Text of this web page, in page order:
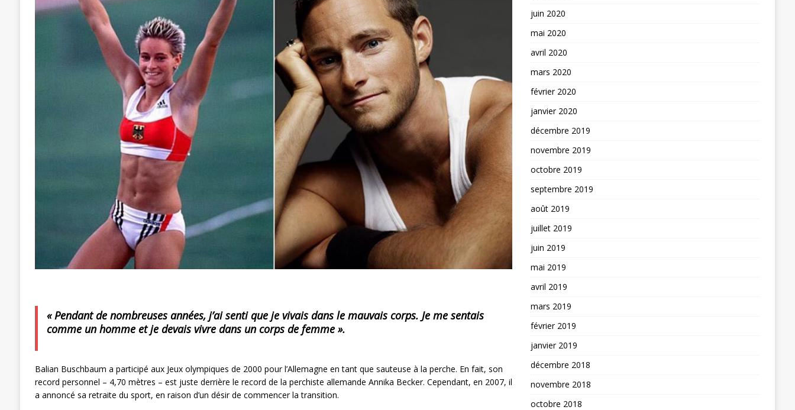
« Pendant de nombreuses années, j’ai senti que je vivais dans le mauvais corps. Je me sentais
comme un homme et je devais vivre dans un corps de femme ».
Balian Buschbaum a participé aux Jeux olympiques de 2000 pour l’Allemagne en tant que sauteuse à la perche. En fait, son
record personnel – 4,70 mètres – est juste derrière le record de la perchiste allemande Annika Becker. Cependant, en 2007, il
a annoncé sa retraite du sport, en raison d’un désir de commencer la transition.
juin 2020
mai 2020
avril 2020
mars 2020
février 2020
janvier 2020
décembre 2019
novembre 2019
octobre 2019
septembre 2019
août 2019
juillet 2019
juin 2019
mai 2019
avril 2019
mars 2019
février 2019
janvier 2019
décembre 2018
novembre 2018
octobre 2018